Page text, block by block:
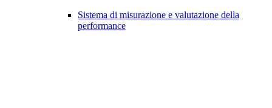
Sistema di misurazione e valutazione della
performance